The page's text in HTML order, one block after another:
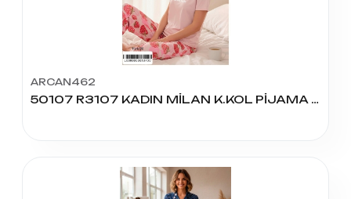
ARCAN462
50107 R3107 KADIN MİLAN K.KOL PİJAMA TAKIM